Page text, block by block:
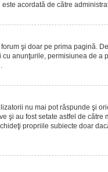
acordată de către
şi doar pe prima pagină.
anunţurile, permisiunea de a
nu mai pot răspunde şi
şi au fost setate astfel de către
propriile subiecte doar